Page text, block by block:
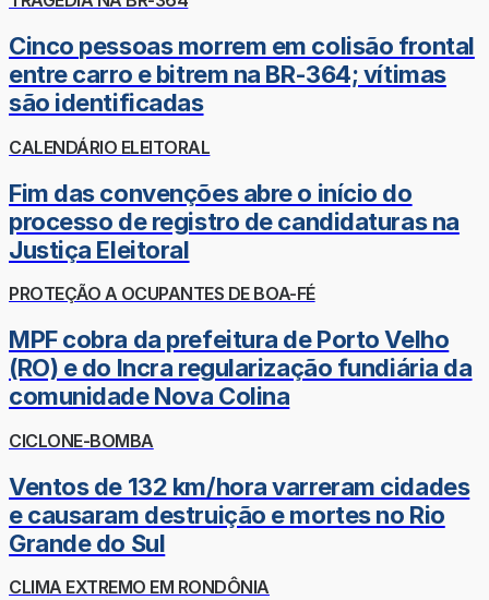
Cinco pessoas morrem em colisão frontal
entre carro e bitrem na BR-364; vítimas
são identificadas
CALENDÁRIO ELEITORAL
Fim das convenções abre o início do
processo de registro de candidaturas na
Justiça Eleitoral
PROTEÇÃO A OCUPANTES DE BOA-FÉ
MPF cobra da prefeitura de Porto Velho
(RO) e do Incra regularização fundiária da
comunidade Nova Colina
CICLONE-BOMBA
Ventos de 132 km/hora varreram cidades
e causaram destruição e mortes no Rio
Grande do Sul
CLIMA EXTREMO EM RONDÔNIA